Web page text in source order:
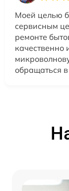
Моей целью
сервисным
ремонте
качественно
обращаться